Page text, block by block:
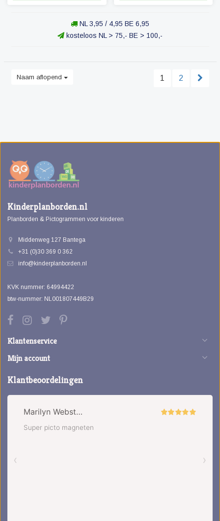
NL 3,95 / 4,95 BE 6,95
kosteloos NL > 75,- BE > 100,-
Naam aflopend 1 2
Kinderplanborden.nl
Planborden & Pictogrammen voor kinderen
Middenweg 127 Bantega
+31 (0)30 369 0 362
info@kinderplanborden.nl
KVK nummer: 64994422
btw-nummer: NL001807449B29
Klantenservice
Mijn account
Klantbeoordelingen